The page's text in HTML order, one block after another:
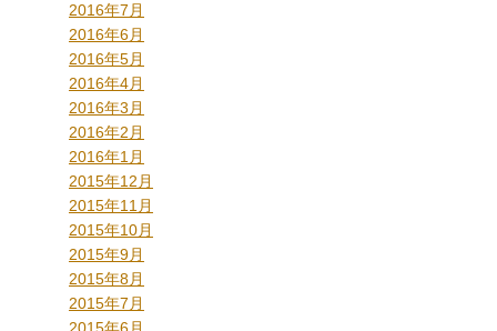
2016年7月
2016年6月
2016年5月
2016年4月
2016年3月
2016年2月
2016年1月
2015年12月
2015年11月
2015年10月
2015年9月
2015年8月
2015年7月